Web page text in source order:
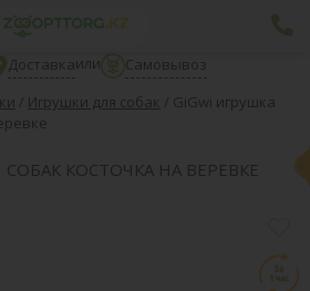
Доставкаили
Самовывоз
/ Игрушки для собак / GiGwi игрушка
КОСТОЧКА НА ВЕРЕВКЕ